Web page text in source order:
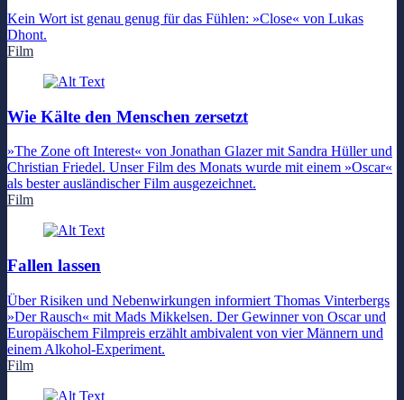
Kein Wort ist genau genug für das Fühlen: »Close« von Lukas
Dhont.
Film
Wie Kälte den Menschen zersetzt
»The Zone oft Interest« von Jonathan Glazer mit Sandra Hüller und
Christian Friedel. Unser Film des Monats wurde mit einem »Oscar«
als bester ausländischer Film ausgezeichnet.
Film
Fallen lassen
Über Risiken und Nebenwirkungen informiert Thomas Vinterbergs
»Der Rausch« mit Mads Mikkelsen. Der Gewinner von Oscar und
Europäischem Filmpreis erzählt ambivalent von vier Männern und
einem Alkohol-Experiment.
Film